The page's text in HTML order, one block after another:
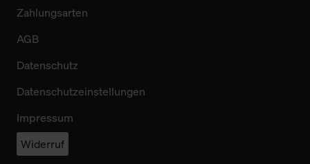
Zahlungsarten
AGB
Datenschutz
Datenschutzeinstellungen
Impressum
Widerruf